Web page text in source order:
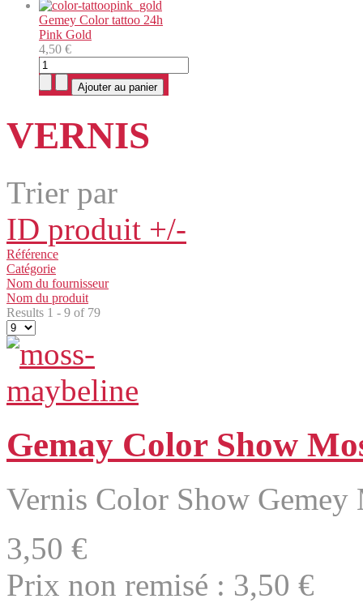
Gemey Color tattoo 24h
Pink Gold
4,50 €
VERNIS
Trier par
ID produit +/-
Référence
Catégorie
Nom du fournisseur
Nom du produit
Results 1 - 9 of 79
Gemay Color Show
Vernis Color Show Gemey
3,50 €
Prix non remisé : 3,50 €